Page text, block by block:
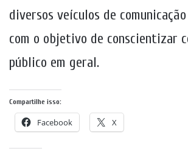
diversos veículos de
com o objetivo de conscientizar
público em geral.
Compartilhe isso:
Facebook X